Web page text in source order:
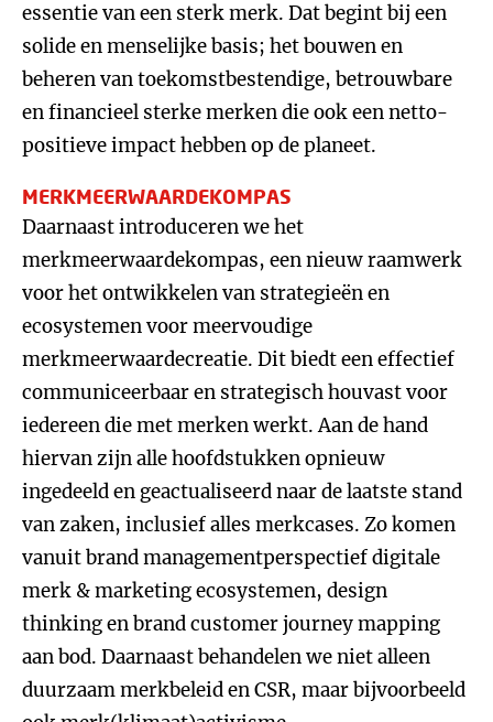
essentie van een sterk merk. Dat begint bij een
solide en menselijke basis; het bouwen en
beheren van toekomstbestendige, betrouwbare
en financieel sterke merken die ook een netto-
positieve impact hebben op de planeet.
MERKMEERWAARDEKOMPAS
Daarnaast introduceren we het
merkmeerwaardekompas, een nieuw raamwerk
voor het ontwikkelen van strategieën en
ecosystemen voor meervoudige
merkmeerwaardecreatie. Dit biedt een effectief
communiceerbaar en strategisch houvast voor
iedereen die met merken werkt. Aan de hand
hiervan zijn allehoofdstukken opnieuw
ingedeeld en geactualiseerd naar de laatste stand
van zaken, inclusief alles merkcases. Zo komen
vanuit brand managementperspectief digitale
merk & marketing ecosystemen, design
thinking en brand customer journey mapping
aan bod. Daarnaast behandelen we niet alleen
duurzaam merkbeleid en CSR, maar bijvoorbeeld